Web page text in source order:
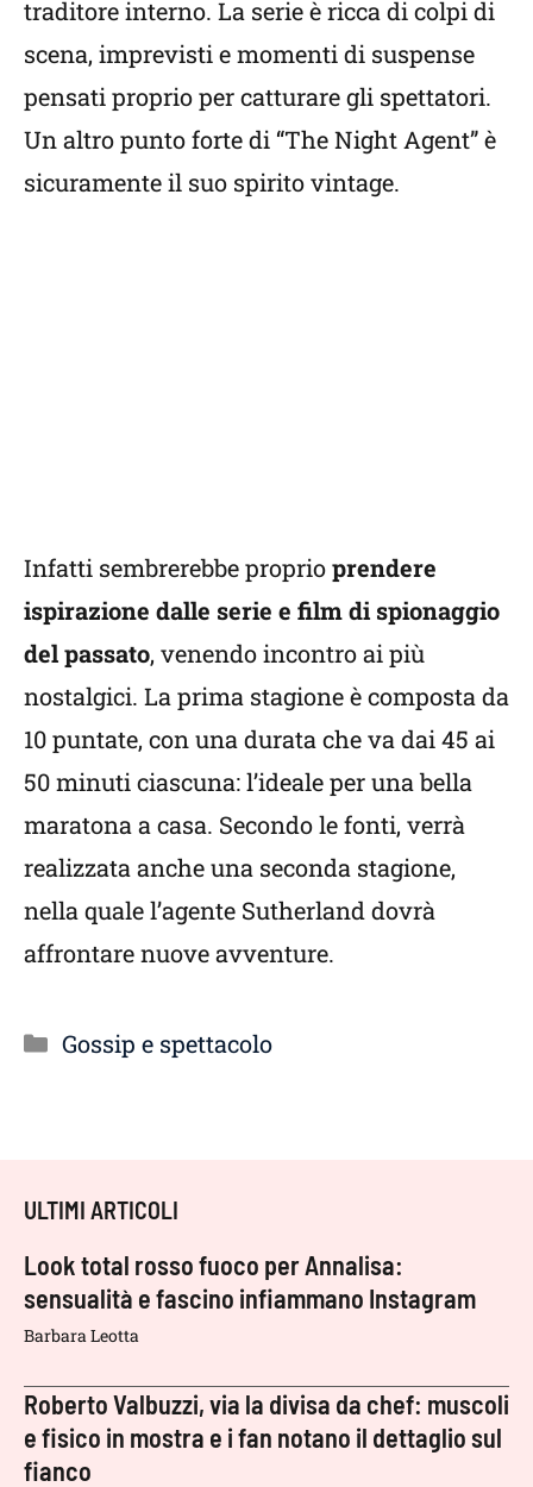
traditore interno. La serie è ricca di colpi di
scena, imprevisti e momenti di suspense
pensati proprio per catturare gli spettatori.
Un altro punto forte di “The Night Agent” è
sicuramente il suo spirito vintage.
Infatti sembrerebbe proprioprendere
ispirazione dalle serie e film di spionaggio
del passato, venendo incontro ai più
nostalgici. La prima stagione è composta da
10 puntate, con una durata che va dai 45 ai
50 minuti ciascuna: l’ideale per una bella
maratona a casa. Secondo le fonti, verrà
realizzata anche una seconda stagione,
nella quale l’agente Sutherland dovrà
affrontare nuove avventure.
Categorie
Gossip e spettacolo
ULTIMI ARTICOLI
Look total rosso fuoco per Annalisa:
sensualità e fascino infiammano Instagram
Barbara Leotta
Roberto Valbuzzi, via la divisa da chef: muscoli
e fisico in mostra e i fan notano il dettaglio sul
fianco